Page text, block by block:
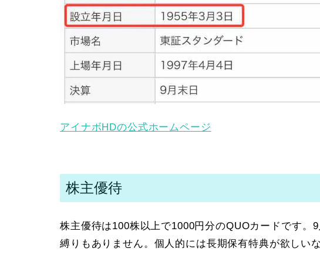
アイナボHDの公式ホームページ
株主優待
株主優待は100株以上で1000円分のQUOカードです。
縛りもありません。個人的には長期保有特典が欲しい